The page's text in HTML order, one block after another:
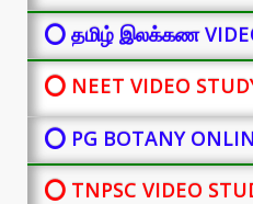
⭕ தமிழ் இலக்கண
⭕ NEET VIDEO
⭕ PG BOTANY
⭕ TNPSC VIDEO